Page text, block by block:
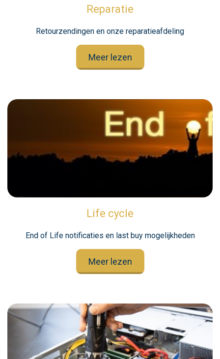
Reparatie
Retourzendingen en onze reparatieafdeling
Meer lezen
Life cycle
End of Life notificaties en last buy mogelijkheden
Meer lezen